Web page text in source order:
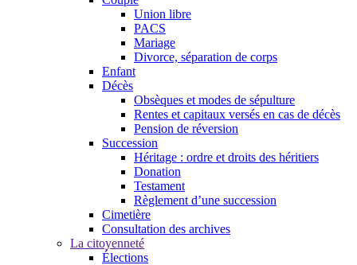
Union libre
PACS
Mariage
Divorce, séparation de corps
Enfant
Décès
Obsèques et modes de sépulture
Rentes et capitaux versés en cas de décès
Pension de réversion
Succession
Héritage : ordre et droits des héritiers
Donation
Testament
Règlement d’une succession
Cimetière
Consultation des archives
La citoyenneté
Élections